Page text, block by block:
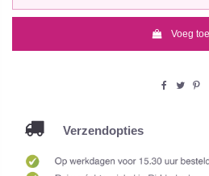
Voeg toe
Verzendopties